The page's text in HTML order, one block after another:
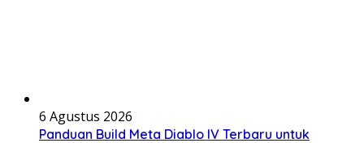
6 Agustus 2026
Panduan Build Meta Diablo IV Terbaru untuk